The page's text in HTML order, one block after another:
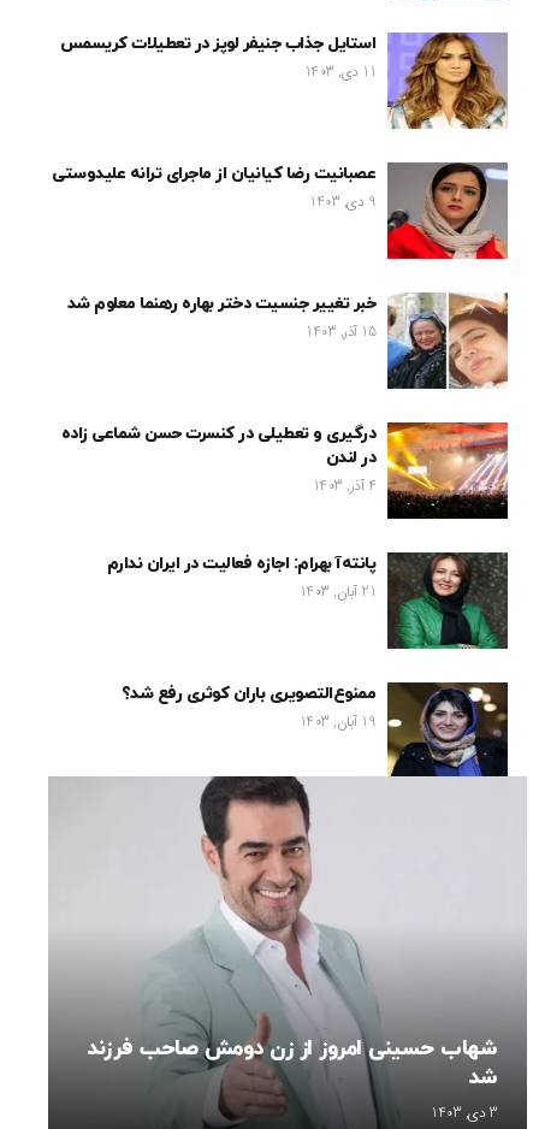
استایل جذاب جنیفر لوپز در تعطیلات کریسمس
11 دی, 1403
عصبانیت رضا کیانیان از ماجرای ترانه علیدوستی
9 دی, 1403
خبر تغییر جنسیت دختر بهاره رهنما معلوم شد
15 آذر, 1403
درگیری و تعطیلی در کنسرت حسن شماعی زاده
در لندن
4 آذر, 1403
پانته‌آ بهرام: اجازه فعالیت در ایران ندارم
21 آبان, 1403
ممنوع‌التصویری باران کوثری رفع شد؟
19 آبان, 1403
شهاب حسینی امروز از زن دومش صاحب فرزند
شد
3 دی, 1403